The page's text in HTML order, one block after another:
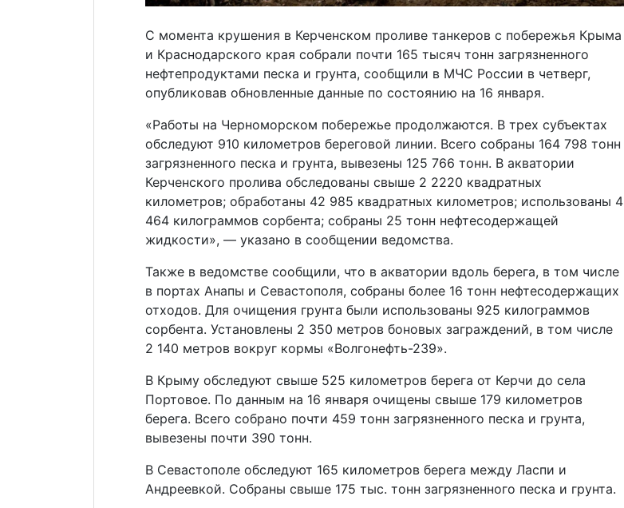
С момента крушения в Керченском проливе танкеров с побережья Крыма
и Краснодарского края собрали почти 165 тысяч тонн загрязненного
нефтепродуктами песка и грунта, сообщили в МЧС России в четверг,
опубликовав обновленные данные по состоянию на 16 января.
«Работы на Черноморском побережье продолжаются. В трех субъектах
обследуют 910 километров береговой линии. Всего собраны 164 798 тонн
загрязненного песка и грунта, вывезены 125 766 тонн. В акватории
Керченского пролива обследованы свыше 2 2220 квадратных
километров; обработаны 42 985 квадратных километров; использованы 4
464 килограммов сорбента; собраны 25 тонн нефтесодержащей
жидкости», — указано в сообщении ведомства.
Также в ведомстве сообщили, что в акватории вдоль берега, в том числе
в портах Анапы и Севастополя, собраны более 16 тонн нефтесодержащих
отходов. Для очищения грунта были использованы 925 килограммов
сорбента. Установлены 2 350 метров боновых заграждений, в том числе
2 140 метров вокруг кормы «Волгонефть-239».
В Крыму обследуют свыше 525 километров берега от Керчи до села
Портовое. По данным на 16 января очищены свыше 179 километров
берега. Всего собрано почти 459 тонн загрязненного песка и грунта,
вывезены почти 390 тонн.
В Севастополе обследуют 165 километров берега между Ласпи и
Андреевкой. Собраны свыше 175 тыс. тонн загрязненного песка и грунта.